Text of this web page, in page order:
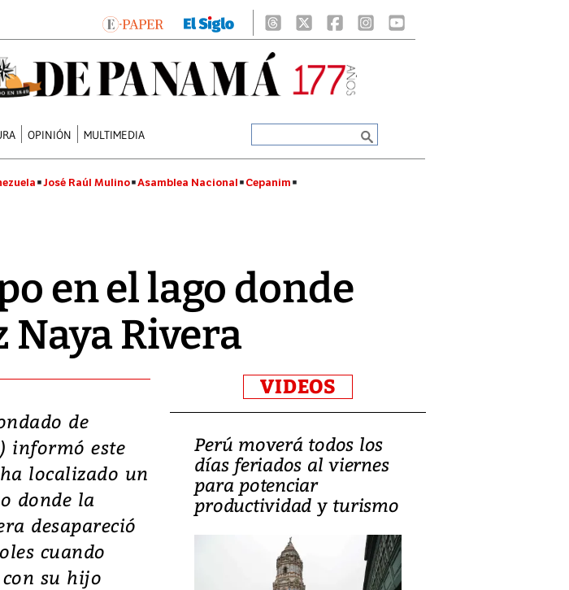
OPINIÓN MULTIMEDIA
José Raúl Mulino Asamblea Nacional Cepanim
en el lago donde
Rivera
de
informó este
localizado un
donde la
desapareció
cuando
su hijo
VIDEOS
lanza su
con
de inversión
educación y
Perú moverá todos los
días feriados al viernes
para potenciar
productividad y turismo